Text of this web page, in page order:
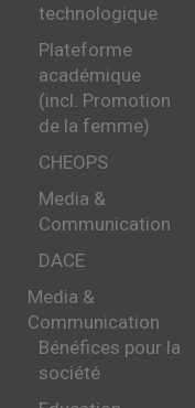
technologique
Plateforme
académique
(incl. Promotion
de la femme)
CHEOPS
Media &
Communication
DACE
Media &
Communication
Bénéfices pour la
société